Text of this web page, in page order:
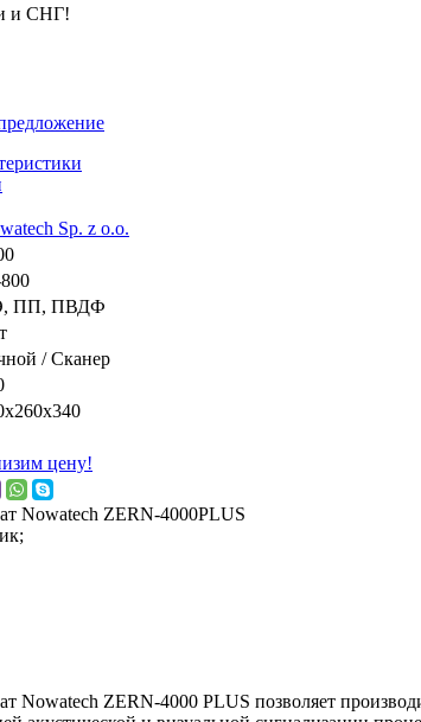
и СНГ!
Sp. z o.o.
ПП, ПВДФ
/ Сканер
цену!
Nowatech ZERN-4000PLUS
Nowatech ZERN-4000 PLUS позволяет